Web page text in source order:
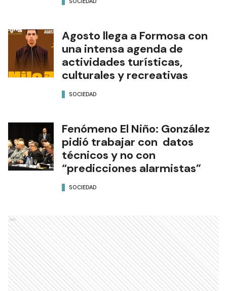
Agosto llega a Formosa con
una intensa agenda de
actividades turísticas,
culturales y recreativas
SOCIEDAD
Fenómeno El Niño: González
pidió trabajar con datos
técnicos y no con
“predicciones alarmistas”
SOCIEDAD
Ads